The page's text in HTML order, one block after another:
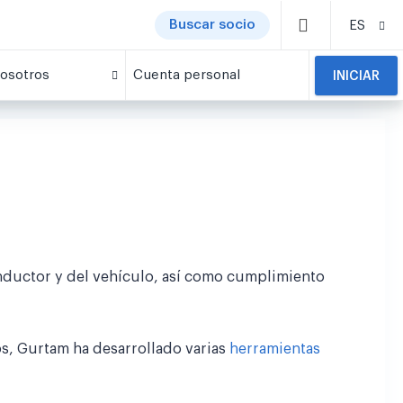
Buscar socio ES
Cuenta personal INICIAR
y del vehículo, así como cumplimiento
Gurtam ha desarrollado varias herramientas